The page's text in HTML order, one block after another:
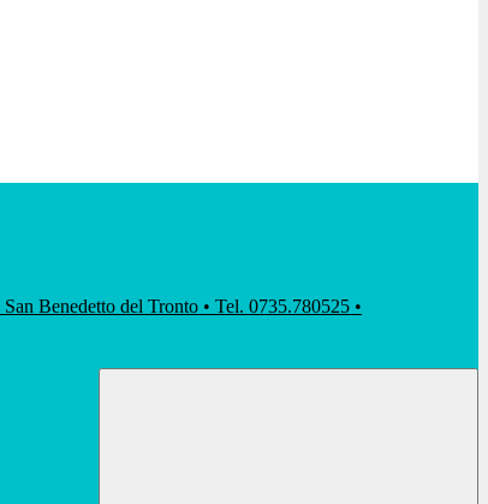
San Benedetto del Tronto • Tel. 0735.780525 •